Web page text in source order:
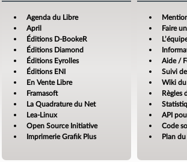
Agenda du Libre
April
Éditions D-BookeR
Éditions Diamond
Éditions Eyrolles
Éditions ENI
En Vente Libre
Framasoft
La Quadrature du Net
Lea-Linux
Open Source Initiative
Imprimerie Grafik Plus
Faire
Aide /
Suivi
Wiki
Règles
API
Code
Plan